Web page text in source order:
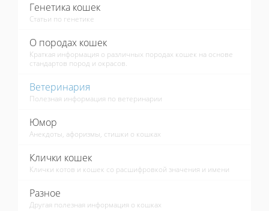
Генетика кошек
Статьи по генетике
О породах кошек
Краткая информация о различных породах кошек на основе
стандартов пород и окрасов.
Ветеринария
Полезная информация по ветеринарии
Юмор
Анекдоты, афоризмы, стишки о кошках
Клички кошек
Клички котов и кошек со расшифровкой значения и имени
Разное
Другая полезная информация о кошках